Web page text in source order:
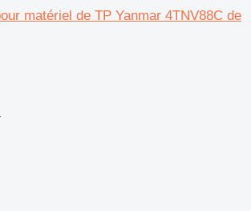
matériel de TP Yanmar 4TNV88C de